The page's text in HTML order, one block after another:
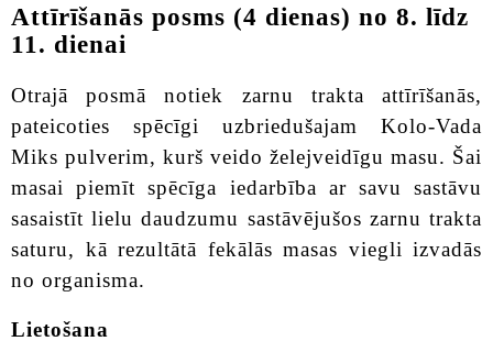
Attīrīšanās posms (4 dienas) no 8. līdz
11. dienai
Otrajā posmā notiek zarnu trakta attīrīšanās,
pateicoties spēcīgi uzbriedušajam Kolo-Vada
Miks pulverim, kurš veido želejveidīgu masu. Šai
masai piemīt spēcīga iedarbība ar savu sastāvu
sasaistīt lielu daudzumu sastāvējušos zarnu trakta
saturu, kā rezultātā fekālās masas viegli izvadās
no organisma.
Lietošana